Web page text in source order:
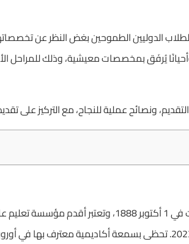
الدوليين الطموحين بغض النظر عن
يُرفَق بمخصصات معيشية، وذلك للمراحل
ونصائح عملية للنجاح، مع التركيز على
مختلف التخصصات، مع أكثر من 21 ألف طالب في 2023. تحظى بسمعة أكاديمية